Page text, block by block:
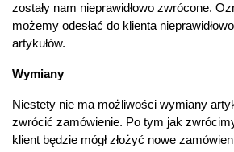
zostały nam nieprawidłowo zwrócone.
możemy odesłać do klienta
artykułów.
Wymiany
Niestety nie ma możliwości wymiany
zwrócić zamówienie. Po tym jak
klient będzie mógł złożyć nowe